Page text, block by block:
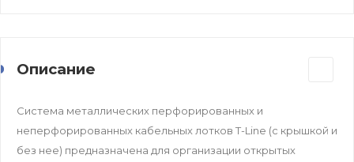
Описание
Система металлических перфорированных и
неперфорированных кабельных лотков T-Line (с крышкой и
без нее) предназначена для организации открытых